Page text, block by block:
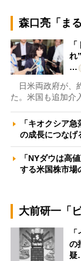
森口亮「ま
れ
…
日米両政府が、
た。米国も追加介
「キオクシア
の成長につな
「NYダウは高
する米国株市
大前研一「
の
疑